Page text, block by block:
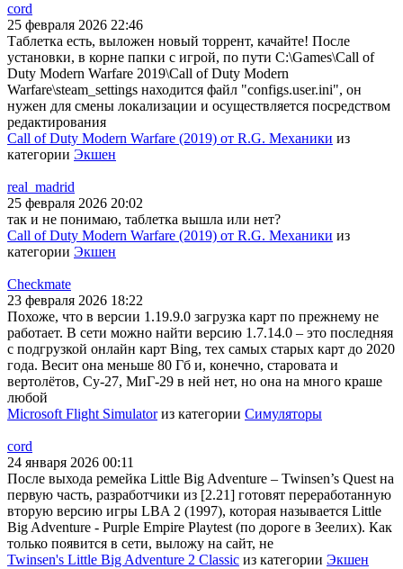
cord
25 февраля 2026 22:46
Таблетка есть, выложен новый торрент, качайте! После
установки, в корне папки с игрой, по пути C:\Games\Call of
Duty Modern Warfare 2019\Call of Duty Modern
Warfare\steam_settings находится файл "configs.user.ini", он
нужен для смены локализации и осуществляется посредством
редактирования
Call of Duty Modern Warfare (2019) от R.G. Механики из
категории Экшен
real_madrid
25 февраля 2026 20:02
так и не понимаю, таблетка вышла или нет?
Call of Duty Modern Warfare (2019) от R.G. Механики из
категории Экшен
Checkmate
23 февраля 2026 18:22
Похоже, что в версии 1.19.9.0 загрузка карт по прежнему не
работает. В сети можно найти версию 1.7.14.0 – это последняя
с подгрузкой онлайн карт Bing, тех самых старых карт до 2020
года. Весит она меньше 80 Гб и, конечно, старовата и
вертолётов, Су-27, МиГ-29 в ней нет, но она на много краше
любой
Microsoft Flight Simulatorиз категории Симуляторы
cord
24 января 2026 00:11
После выхода ремейка Little Big Adventure – Twinsen’s Quest на
первую часть, разработчики из [2.21] готовят переработанную
вторую версию игры LBA 2 (1997), которая называется Little
Big Adventure - Purple Empire Playtest (по дороге в Зеелих). Как
только появится в сети, выложу на сайт, не
Twinsen's Little Big Adventure 2 Classic из категории Экшен